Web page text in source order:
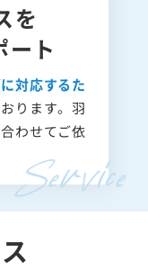
を
ート
対応するた
ります。羽
わせてご依